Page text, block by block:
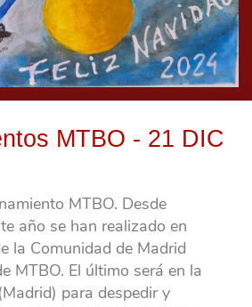
MTBO - 21 DIC
MTBO. Desde
año se han realizado en
la Comunidad de Madrid
MTBO. El último será en la
para despedir y